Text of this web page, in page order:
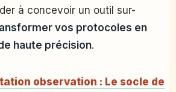
à concevoir un outil sur-
vos protocoles en
haute précision.
observation : Le socle de